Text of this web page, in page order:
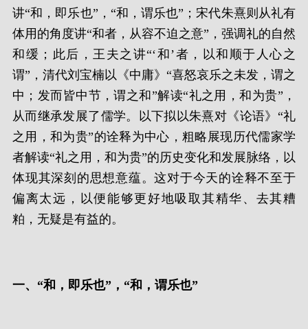
讲“和，即乐也”，“和，谓乐也”；宋代朱熹则从礼有
体用的角度讲“和者，从容不迫之意”，强调礼的自然
和缓；此后，王夫之讲“‘和’者，以和顺于人心之
谓”，清代刘宝楠以《中庸》“喜怒哀乐之未发，谓之
中；发而皆中节，谓之和”解读“礼之用，和为贵”，
从而继承发展了儒学。以下拟以朱熹对《论语》“礼
之用，和为贵”的诠释为中心，粗略展现历代儒家学
者解读“礼之用，和为贵”的历史变化和发展脉络，以
体现其深刻的思想意蕴。这对于今天的诠释不至于
偏离太远，以便能够更好地吸取其精华、去其糟
粕，无疑是有益的。
一、“和，即乐也”，“和，谓乐也”